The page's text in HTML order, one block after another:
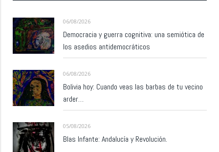
06/08/2026
Democracia y guerra cognitiva: una semiótica de
los asedios antidemocráticos
06/08/2026
Bolivia hoy: Cuando veas las barbas de tu vecino
arder…
05/08/2026
Blas Infante: Andalucía y Revolución.